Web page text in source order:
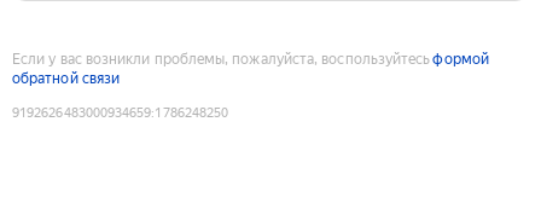
Если у вас возникли проблемы, пожалуйста, воспользуйтесьформой
обратной связи
9192626483000934659:1786248250